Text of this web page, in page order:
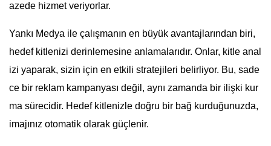
azede hizmet veriyorlar.
Yankı Medya ile çalışmanın en büyük avantajlarından biri,
hedef kitlenizi derinlemesine anlamalarıdır. Onlar, kitle anal
izi yaparak, sizin için en etkili stratejileri belirliyor. Bu, sade
ce bir reklam kampanyası değil, aynı zamanda bir ilişki kur
ma sürecidir. Hedef kitlenizle doğru bir bağ kurduğunuzda,
imajınız otomatik olarak güçlenir.